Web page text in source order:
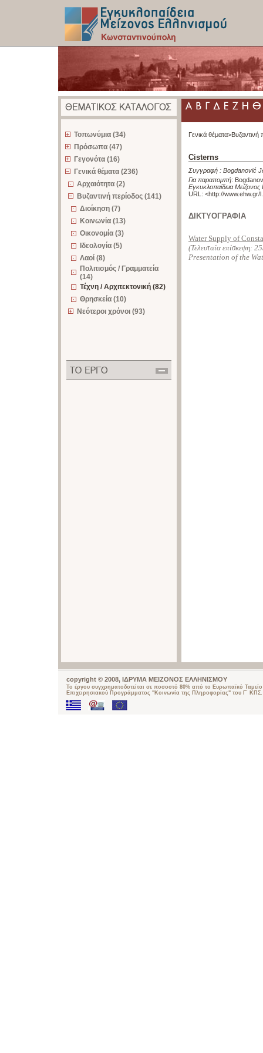
Τοπωνύμια (34)
Πρόσωπα (47)
Γεγονότα (16)
Γενικά θέματα (236)
Αρχαιότητα (2)
Βυζαντινή περίοδος (141)
Διοίκηση (7)
Κοινωνία (13)
Οικονομία (3)
Ιδεολογία (5)
Λαοί (8)
Πολιτισμός / Γραμματεία
(14)
Τέχνη / Αρχιτεκτονική (82)
Θρησκεία (10)
Νεότεροι χρόνοι (93)
Γενικά θέματα>Βυζαντινή
Cisterns
Συγγραφή : Bogdanović
Για παραπομπή:
Εγκυκλοπαίδεια
URL: <http://www.ehw.gr/
ΔΙΚΤΥΟΓΡΑΦΙΑ
Water Supply of
(Τελευταία επίσκεψη:
Presentation of the
copyright © 2008, ΙΔΡΥΜΑ ΜΕΙΖΟΝΟΣ ΕΛΛΗΝΙΣΜΟΥ
Το έργου συγχρηματοδοτείται σε ποσοστό 80% από το Ευρωπαϊκό
Επιχειρησιακού Προγράμματος "Κοινωνία της Πληροφορίας" του Γ΄ ΚΠΣ.